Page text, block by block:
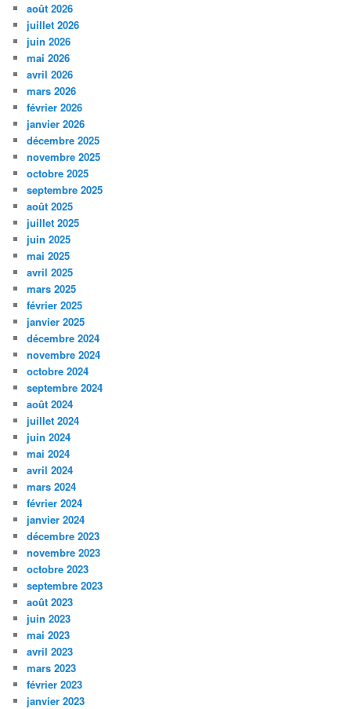
août 2026
juillet 2026
juin 2026
mai 2026
avril 2026
mars 2026
février 2026
janvier 2026
décembre 2025
novembre 2025
octobre 2025
septembre 2025
août 2025
juillet 2025
juin 2025
mai 2025
avril 2025
mars 2025
février 2025
janvier 2025
décembre 2024
novembre 2024
octobre 2024
septembre 2024
août 2024
juillet 2024
juin 2024
mai 2024
avril 2024
mars 2024
février 2024
janvier 2024
décembre 2023
novembre 2023
octobre 2023
septembre 2023
août 2023
juin 2023
mai 2023
avril 2023
mars 2023
février 2023
janvier 2023